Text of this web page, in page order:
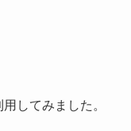
してみました。